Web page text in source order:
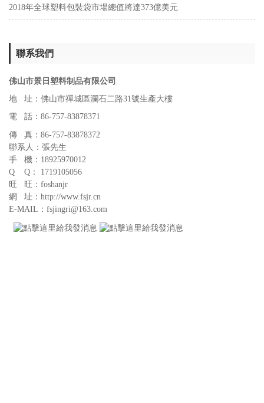
2018年全球塑料包裝袋市場總值將達373億美元
聯系我們
佛山市景日塑料制品有限公司
地 址：佛山市禪城區瀾石二路31號生產大樓
電 話：86-757-83878371
傳 真：86-757-83878372
聯系人：張先生
手 機：18925970012
Q Q： 1719105056
旺 旺：foshanjr
網 址：http://www.fsjr.cn
E-MAIL：fsjingri@163.com